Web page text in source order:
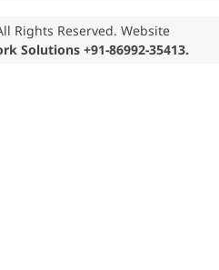
Rights Reserved. Website
Solutions +91-86992-35413.